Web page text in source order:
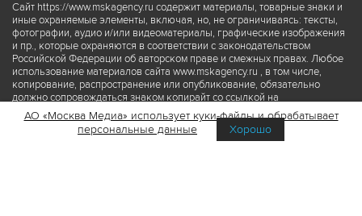
Сайт https://www.mskagency.ru содержит материалы, товарные знаки и
иные охраняемые элементы, включая, но, не ограничиваясь: тексты,
фотографии, аудио и/или видеоматериалы, графические изображения
и пр., которые охраняются в соответствии с законодательством
Российской Федерации об авторском праве и смежных правах. Любое
использование материалов сайта www.mskagency.ru , в том числе,
копирование, распространение или опубликование, обязательно
должно сопровождаться знаком копирайт со ссылкой на
правообладателя © АО «Москва Медиа», а также гиперссылкой на сайт
www.mskagency.ru как на первоисточник информации. Переработка
материалов сайта www.mskagency.ru не допускается.
АО «Москва Медиа» использует куки-файлы и обрабатывает
персональные данные
Хорошо